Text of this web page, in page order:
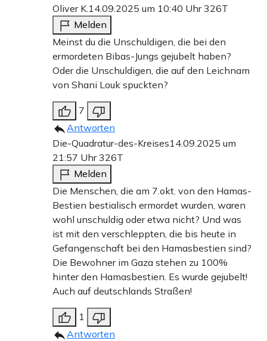
Oliver K.14.09.2025 um 10:40 Uhr326T
Melden
Meinst du die Unschuldigen, die bei den
ermordeten Bibas-Jungs gejubelt haben?
Oder die Unschuldigen, die auf den Leichnam
von Shani Louk spuckten?
7
Antworten
Die-Quadratur-des-Kreises14.09.2025 um
21:57 Uhr326T
Melden
Die Menschen, die am 7.okt. von den Hamas-
Bestien bestialisch ermordet wurden, waren
wohl unschuldig oder etwa nicht? Und was
ist mit den verschleppten, die bis heute in
Gefangenschaft bei den Hamasbestien sind?
Die Bewohner im Gaza stehen zu 100%
hinter den Hamasbestien. Es wurde gejubelt!
Auch auf deutschlands Straßen!
1
Antworten